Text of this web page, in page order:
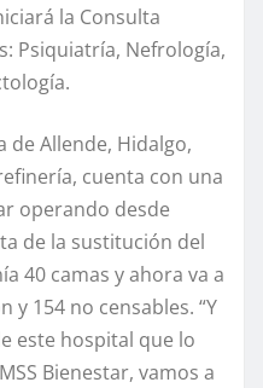
la Consulta
Psiquiatría, Nefrología,
de Allende, Hidalgo,
cuenta con una
operando desde
de la sustitución del
40 camas y ahora va a
y 154 no censables. “Y
este hospital que lo
Bienestar, vamos a